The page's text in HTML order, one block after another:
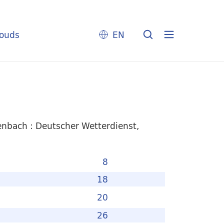
EN
: Deutscher Wetterdienst,
8
18
20
26